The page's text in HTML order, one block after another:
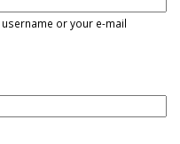
or your e-mail